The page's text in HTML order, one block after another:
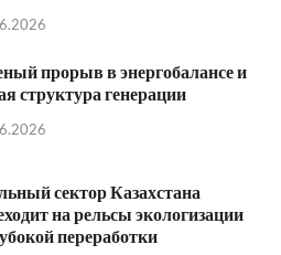
прорыв в энергобалансе и
структура генерации
сектор Казахстана
на рельсы экологизации
переработки